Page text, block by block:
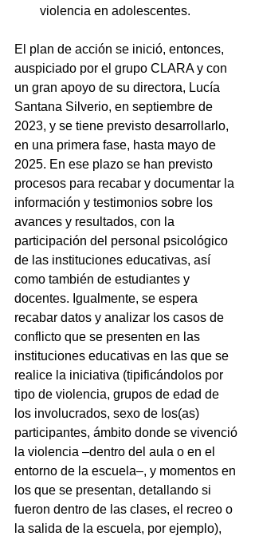
violencia en adolescentes.
El plan de acción se inició, entonces,
auspiciado por el grupo CLARA y con
un gran apoyo de su directora, Lucía
Santana Silverio, en septiembre de
2023, y se tiene previsto desarrollarlo,
en una primera fase, hasta mayo de
2025. En ese plazo se han previsto
procesos para recabar y documentar la
información y testimonios sobre los
avances y resultados, con la
participación del personal psicológico
de las instituciones educativas, así
como también de estudiantes y
docentes. Igualmente, se espera
recabar datos y analizar los casos de
conflicto que se presenten en las
instituciones educativas en las que se
realice la iniciativa (tipificándolos por
tipo de violencia, grupos de edad de
los involucrados, sexo de los(as)
participantes, ámbito donde se vivenció
la violencia –dentro del aula o en el
entorno de la escuela–, y momentos en
los que se presentan, detallando si
fueron dentro de las clases, el recreo o
la salida de la escuela, por ejemplo),